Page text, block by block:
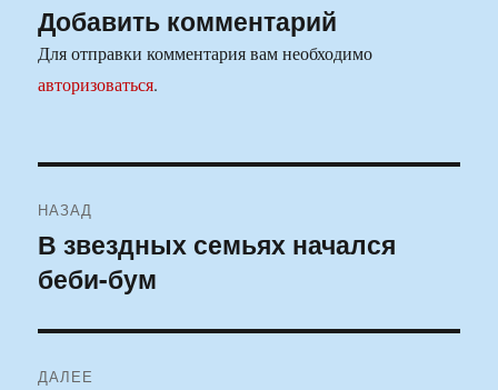
Добавить комментарий
Для отправки комментария вам необходимо
авторизоваться.
по
записям
НАЗАД
Предыдущая
запись:
В звездных семьях начался
беби-бум
ДАЛЕЕ